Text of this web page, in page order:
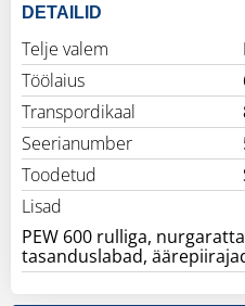
DETAILID
Telje valem
Töölaius
Transpordikaal
Seerianumber
Toodetud
Lisad
PEW 600 rulliga,
tasanduslabad,